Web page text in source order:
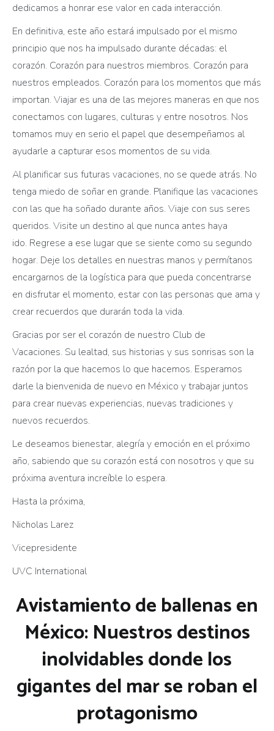
dedicamos a honrar ese valor en cada interacción.
En definitiva, este año estará impulsado por el mismo
principio que nos ha impulsado durante décadas: el
corazón. Corazón para nuestros miembros. Corazón para
nuestros empleados. Corazón para los momentos que más
importan. Viajar es una de las mejores maneras en que nos
conectamos con lugares, culturas y entre nosotros. Nos
tomamos muy en serio el papel que desempeñamos al
ayudarle a capturar esos momentos de su vida.
Al planificar sus futuras vacaciones, no se quede atrás. No
tenga miedo de soñar en grande. Planifique las vacaciones
con las que ha soñado durante años. Viaje con sus seres
queridos. Visite un destino al que nunca antes haya
ido. Regrese a ese lugar que se siente como su segundo
hogar. Deje los detalles en nuestras manos y permítanos
encargarnos de la logística para que pueda concentrarse
en disfrutar el momento, estar con las personas que ama y
crear recuerdos que durarán toda la vida.
Gracias por ser el corazón de nuestro Club de
Vacaciones. Su lealtad, sus historias y sus sonrisas son la
razón por la que hacemos lo que hacemos. Esperamos
darle la bienvenida de nuevo en México y trabajar juntos
para crear nuevas experiencias, nuevas tradiciones y
nuevos recuerdos.
Le deseamos bienestar, alegría y emoción en el próximo
año, sabiendo que su corazón está con nosotros y que su
próxima aventura increíble lo espera.
Hasta la próxima,
Nicholas Larez
Vicepresidente
UVC International
Avistamiento de ballenas en
México: Nuestros destinos
inolvidables donde los
gigantes del mar se roban el
protagonismo